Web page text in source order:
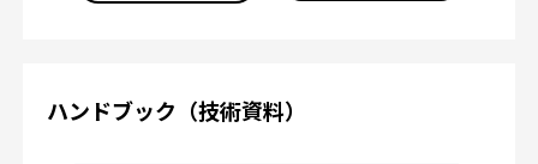
ハンドブック（技術資料）